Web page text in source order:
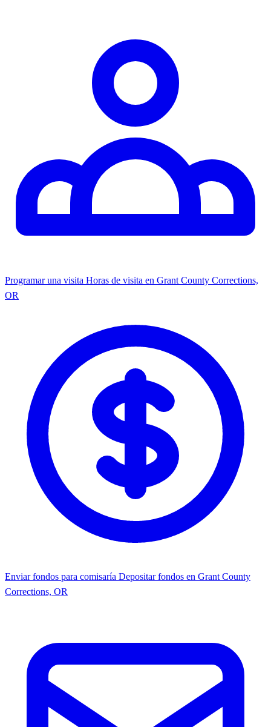
Programar una visita Horas de visita en Grant County Corrections,
OR
Enviar fondos para comisaría Depositar fondos en Grant County
Corrections, OR